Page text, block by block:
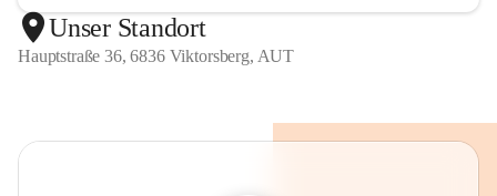
Unser Standort
Hauptstraße 36, 6836 Viktorsberg, AUT